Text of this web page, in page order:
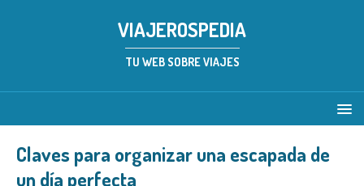
VIAJEROSPEDIA
TU WEB SOBRE VIAJES
Claves para organizar una escapada de
un día perfecta